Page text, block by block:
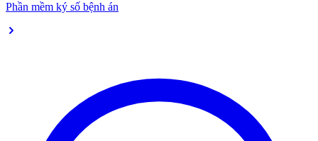
Phần mềm ký số bệnh án